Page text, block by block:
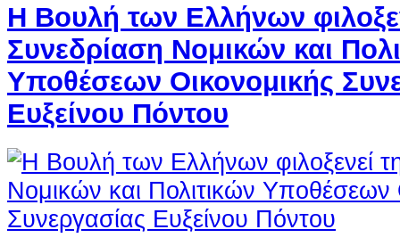
H Βουλή των Ελλήνων
Συνεδρίαση Νομικών και
Υποθέσεων Οικονομικής
Ευξείνου Πόντου